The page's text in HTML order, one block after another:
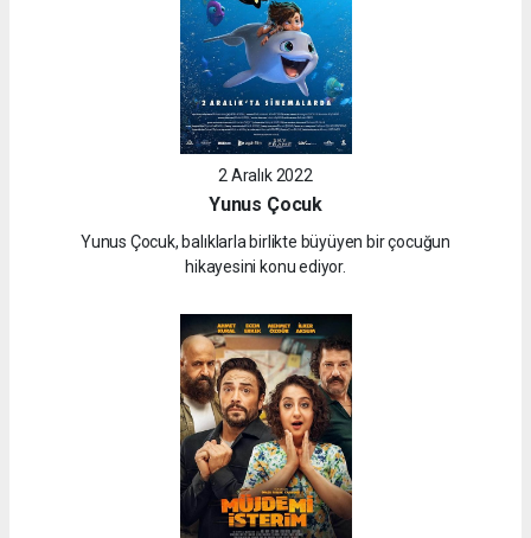
2 Aralık 2022
Yunus Çocuk
Yunus Çocuk, balıklarla birlikte büyüyen bir çocuğun
hikayesini konu ediyor.